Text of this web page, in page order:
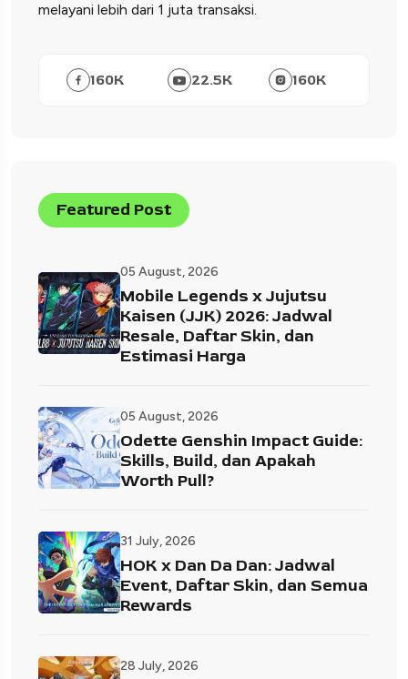
melayani lebih dari 1 juta transaksi.
160K 22.5K 160K
Featured Post
05 August, 2026
Mobile Legends x Jujutsu
Kaisen (JJK) 2026: Jadwal
Resale, Daftar Skin, dan
Estimasi Harga
05 August, 2026
Odette Genshin Impact Guide:
Skills, Build, dan Apakah
Worth Pull?
31 July, 2026
HOK x Dan Da Dan: Jadwal
Event, Daftar Skin, dan Semua
Rewards
28 July, 2026